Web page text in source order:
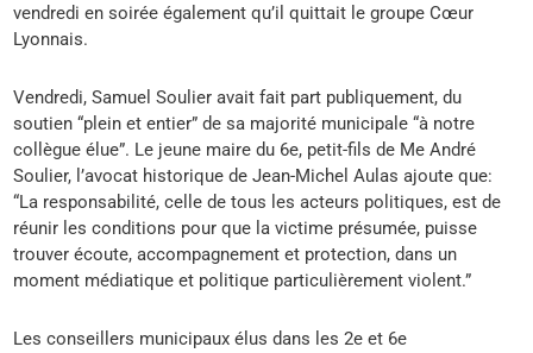
vendredi en soirée également qu’il quittait le groupe Cœur
Lyonnais.
Vendredi, Samuel Soulier avait fait part publiquement, du
soutien “plein et entier” de sa majorité municipale “à notre
collègue élue”. Le jeune maire du 6e, petit-fils de Me André
Soulier, l’avocat historique de Jean-Michel Aulas ajoute que:
“La responsabilité, celle de tous les acteurs politiques, est de
réunir les conditions pour que la victime présumée, puisse
trouver écoute, accompagnement et protection, dans un
moment médiatique et politique particulièrement violent.”
Les conseillers municipaux élus dans les 2e et 6e